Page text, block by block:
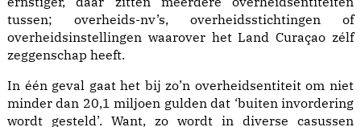
tussen; overheids-nv’s, overheidsstichtingen of
overheidsinstellingen waarover het Land Curaçao zélf
zeggenschap heeft.
In één geval gaat het bij zo’n overheidsentiteit om niet
minder dan 20,1 miljoen gulden dat ‘buiten invordering
wordt gesteld’. Want, zo wordt in diverse casussen